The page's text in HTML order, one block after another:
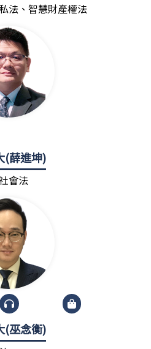
法、智慧財產權法
(薛進坤)
會法
(巫念衡)